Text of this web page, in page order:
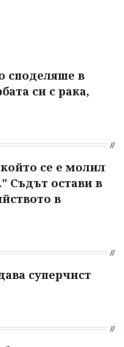
споделяше в
си с рака,
се е молил
Съдът остави в
в
суперчист